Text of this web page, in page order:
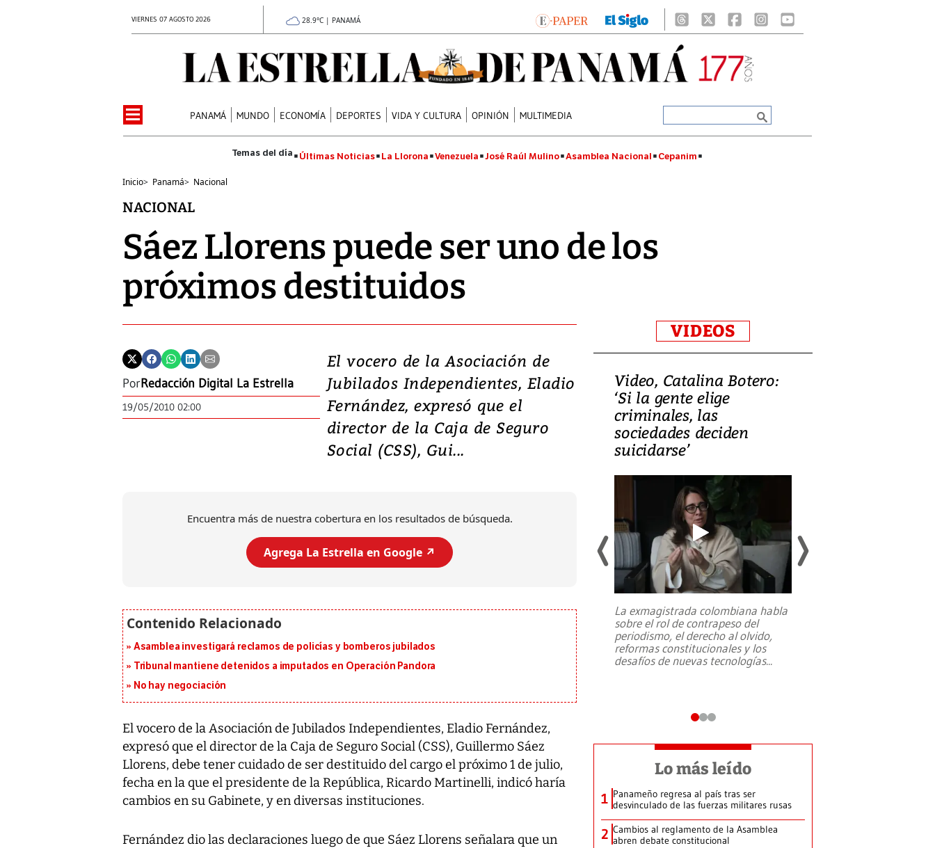
VIERNES 07 AGOSTO 2026 28.9°C | PANAMÁ
PANAMÁ MUNDO ECONOMÍA DEPORTES VIDA Y CULTURA OPINIÓN MULTIMEDIA
Últimas Noticias La Llorona Venezuela José Raúl Mulino Asamblea Nacional Cepanim
Inicio> Panamá> Nacional
NACIONAL
Sáez Llorens puede ser uno de los
próximos destituidos
PorRedacción Digital La Estrella
19/05/2010 02:00
El vocero de la Asociación de
Jubilados Independientes, Eladio
Fernández, expresó que el
director de la Caja de Seguro
Social (CSS), Gui...
Encuentra más de nuestra cobertura en los resultados de búsqueda.
Agrega La Estrella en Google ↗️
Asamblea investigará reclamos de policías y bomberos jubilados
Tribunal mantiene detenidos a imputados en Operación Pandora
No hay negociación
El vocero de la Asociación de Jubilados Independientes, Eladio Fernández,
expresó que el director de la Caja de Seguro Social (CSS), Guillermo Sáez
Llorens, debe tener cuidado de ser destituido del cargo el próximo 1 de julio,
fecha en la que el presidente de la República, Ricardo Martinelli, indicó haría
cambios en su Gabinete, y en diversas instituciones.
Fernández dio las declaraciones luego de que Sáez Llorens señalara que un
VIDEOS
Video, Japón: Terremoto
deja heridos y graves
daños en Kumamoto
al sur de Japón, provocando una
Video, Catalina Botero:
‘Si la gente elige
criminales, las
sociedades deciden
suicidarse’
La exmagistrada colombiana habla
sobre el rol de contrapeso del
periodismo, el derecho al olvido,
reformas constitucionales y los
desafíos de nuevas tecnologías...
Lo más leído
1 Panameño regresa al país tras ser
desvinculado de las fuerzas militares rusas
2 Cambios al reglamento de la Asamblea
abren debate constitucional